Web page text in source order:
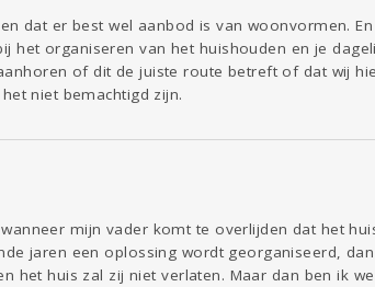
dat er best wel aanbod is van woonvormen.
het organiseren van het huishouden en je
of dit de juiste route betreft of dat wij
niet bemachtigd zijn.
mijn vader komt te overlijden dat het
jaren een oplossing wordt georganiseerd,
het huis zal zij niet verlaten. Maar dan ben ik